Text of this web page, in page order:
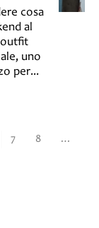
cosa
al
outfit
uno
per...
7 8
…